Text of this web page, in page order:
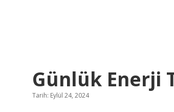
Günlük Enerji
Tarih: Eylül 24, 2024